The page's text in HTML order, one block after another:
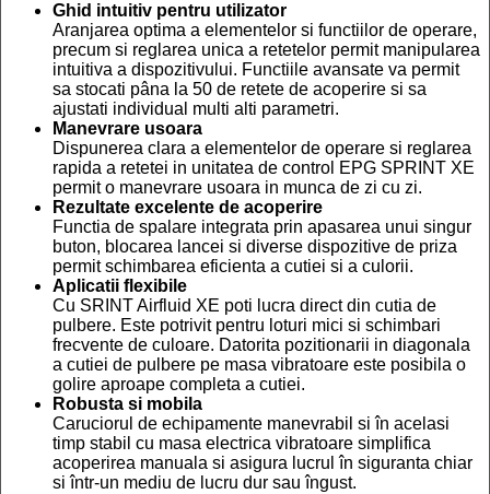
Ghid intuitiv pentru utilizator
Aranjarea optima a elementelor si functiilor de operare,
precum si reglarea unica a retetelor permit manipularea
intuitiva a dispozitivului. Functiile avansate va permit
sa stocati pâna la 50 de retete de acoperire si sa
ajustati individual multi alti parametri.
Manevrare usoara
Dispunerea clara a elementelor de operare si reglarea
rapida a retetei in unitatea de control EPG SPRINT XE
permit o manevrare usoara in munca de zi cu zi.
Rezultate excelente de acoperire
Functia de spalare integrata prin apasarea unui singur
buton, blocarea lancei si diverse dispozitive de priza
permit schimbarea eficienta a cutiei si a culorii.
Aplicatii flexibile
Cu SRINT Airfluid XE poti lucra direct din cutia de
pulbere. Este potrivit pentru loturi mici si schimbari
frecvente de culoare. Datorita pozitionarii in diagonala
a cutiei de pulbere pe masa vibratoare este posibila o
golire aproape completa a cutiei.
Robusta si mobila
Caruciorul de echipamente manevrabil si în acelasi
timp stabil cu masa electrica vibratoare simplifica
acoperirea manuala si asigura lucrul în siguranta chiar
si într-un mediu de lucru dur sau îngust.